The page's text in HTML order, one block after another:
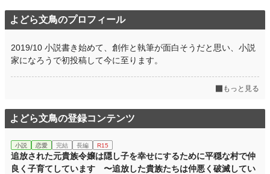
よどら文鳥のプロフィール
2019/10 小説書き始めて、創作と執筆が面白そうだと思い、小説
家になろうで初投稿して今に至ります。
もっと見る
よどら文鳥の登録コンテンツ
小説 恋愛 完結 長編 R15
追放された元貴族令嬢は隠し子を幸せにするために平穏な村で仲
良く子育てしています 〜追放した貴族たちは仲悪く破滅してい